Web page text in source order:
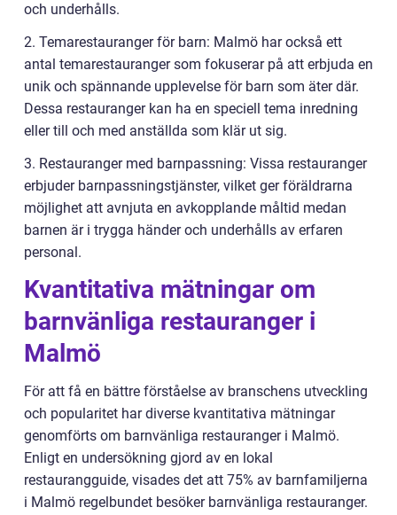
och underhålls.
2. Temarestauranger för barn: Malmö har också ett
antal temarestauranger som fokuserar på att erbjuda en
unik och spännande upplevelse för barn som äter där.
Dessa restauranger kan ha en speciell tema inredning
eller till och med anställda som klär ut sig.
3. Restauranger med barnpassning: Vissa restauranger
erbjuder barnpassningstjänster, vilket ger föräldrarna
möjlighet att avnjuta en avkopplande måltid medan
barnen är i trygga händer och underhålls av erfaren
personal.
Kvantitativa mätningar om
barnvänliga restauranger i
Malmö
För att få en bättre förståelse av branschens utveckling
och popularitet har diverse kvantitativa mätningar
genomförts om barnvänliga restauranger i Malmö.
Enligt en undersökning gjord av en lokal
restaurangguide, visades det att 75% av barnfamiljerna
i Malmö regelbundet besöker barnvänliga restauranger.